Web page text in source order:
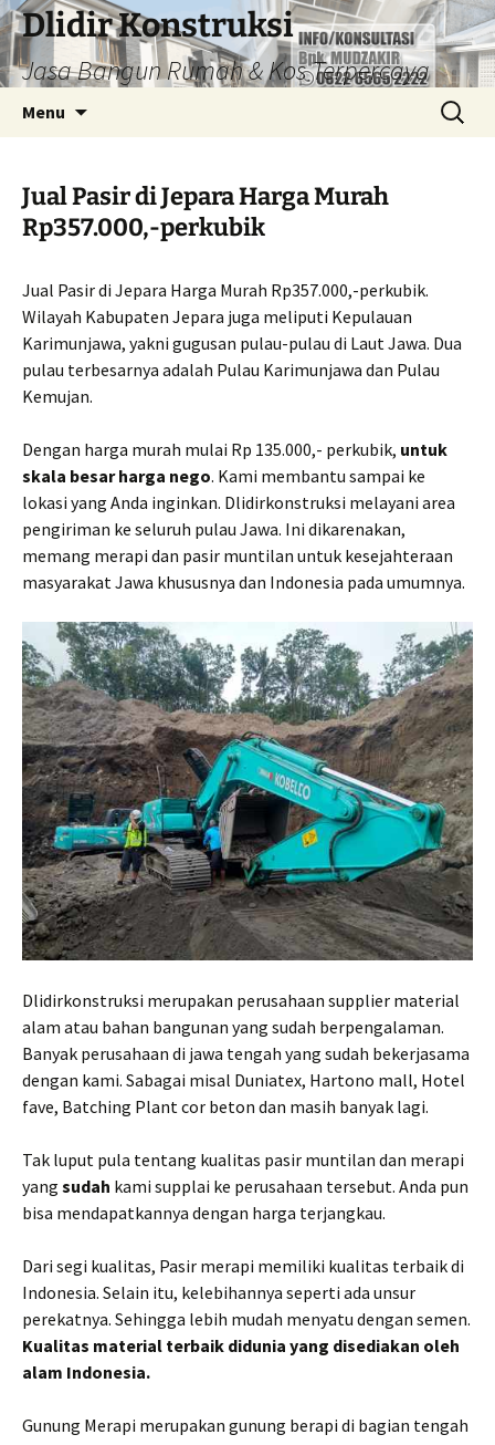
Dlidir Konstruksi
Jasa Bangun Rumah & Kos Terpercaya
Menu
Cari
untuk:
Jual Pasir di Jepara Harga Murah
Rp357.000,-perkubik
Jual Pasir di Jepara Harga Murah Rp357.000,-perkubik.
Wilayah Kabupaten Jepara juga meliputi Kepulauan
Karimunjawa, yakni gugusan pulau-pulau di Laut Jawa. Dua
pulau terbesarnya adalah Pulau Karimunjawa dan Pulau
Kemujan.
Dengan harga murah mulai Rp 135.000,- perkubik, untuk
skala besar harga nego. Kami membantu sampai ke
lokasi yang Anda inginkan. Dlidirkonstruksi melayani area
pengiriman ke seluruh pulau Jawa. Ini dikarenakan,
memang merapi dan pasir muntilan untuk kesejahteraan
masyarakat Jawa khususnya dan Indonesia pada umumnya.
Dlidirkonstruksi merupakan perusahaan supplier material
alam atau bahan bangunan yang sudah berpengalaman.
Banyak perusahaan di jawa tengah yang sudah bekerjasama
dengan kami. Sabagai misal Duniatex, Hartono mall, Hotel
fave, Batching Plant cor beton dan masih banyak lagi.
Tak luput pula tentang kualitas pasir muntilan dan merapi
yang sudah kami supplai ke perusahaan tersebut. Anda pun
bisa mendapatkannya dengan harga terjangkau.
Dari segi kualitas, Pasir merapi memiliki kualitas terbaik di
Indonesia. Selain itu, kelebihannya seperti ada unsur
perekatnya. Sehingga lebih mudah menyatu dengan semen.
Kualitas material terbaik didunia yang disediakan oleh
alam Indonesia.
Gunung Merapi merupakan gunung berapi di bagian tengah